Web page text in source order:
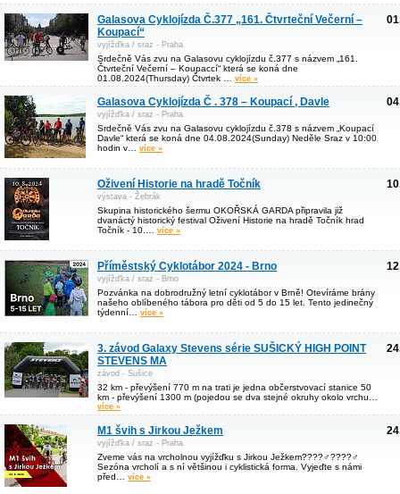
Galasova Cyklojízda Č.377 „161. Čtvrteční Večerní –
Koupací“
vyjížďka / sraz - Praha
Srdečně Vás zvu na Galasovu cyklojízdu č.377 s názvem „161.
Čtvrteční Večerní – Koupaccí“ která se koná dne
01.08.2024(Thursday) Čtvrtek … více »
Galasova Cyklojízda Č . 378 – Koupací , Davle
vyjížďka / sraz - Praha
Srdečně Vás zvu na Galasovu cyklojízdu č.378 s názvem „Koupací
Davle“ která se koná dne 04.08.2024(Sunday) Neděle Sraz v 10:00
hodin v… více »
Oživení Historie na hradě Točník
výstava - Žebrák
Skupina historického šermu OKOŘSKÁ GARDA připravila již
dvanáctý historický festival Oživení Historie na hradě Točník hrad
Točník - 10.… více »
Příměstský Cyklotábor 2024 - Brno
vyjížďka / sraz - Brno
Pozvánka na dobrodružný letní cyklotábor v Brně! Otevíráme brány
našeho oblíbeného tábora pro děti od 5 do 15 let. Tento jedinečný
týdenní… více »
3. závod Galaxy Stevens série SUŠICKÝ HIGH POINT
STEVENS MA
závod - Sušice
32 km - převýšení 770 m na trati je jedna občerstvovací stanice 50
km - převýšení 1300 m (pojedou se dva stejné okruhy okolo vrchu…
více »
M1 švih s Jirkou Ježkem
vyjížďka / sraz - Praha
Zveme vás na vrcholnou vyjížďku s Jirkou Ježkem????‍♂️????‍♂️
Sezóna vrcholí a s ní většinou i cyklistická forma. Vyjeďte s námi
před… více »